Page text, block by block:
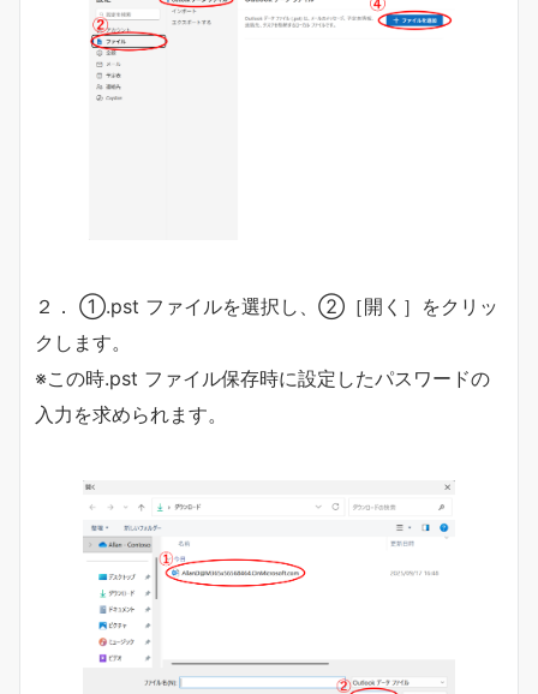
２． ①.pst ファイルを選択し、②［開く］をクリッ
クします。
※この時.pst ファイル保存時に設定したパスワードの
入力を求められます。